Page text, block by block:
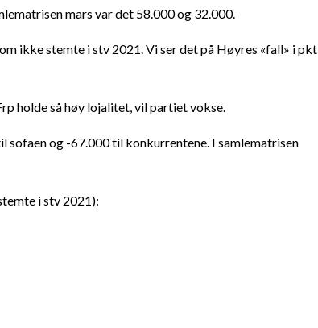
mars var det 58.000 og 32.000.
ikke stemte i stv 2021. Vi ser det på Høyres «fall» i pkt
holde så høy lojalitet, vil partiet vokse.
sofaen og -67.000 til konkurrentene. I samlematrisen
i stv 2021):